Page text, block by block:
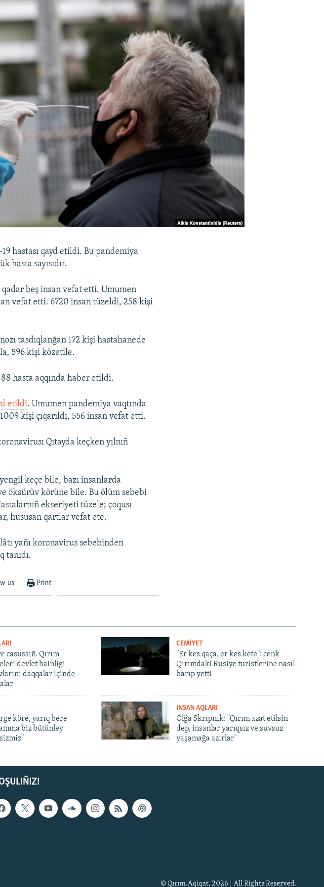
hastası qayd etildi. Bu pandemiya
hasta sayısıdır.
beş insan vefat etti. Umumen
vefat etti. 6720 insan tüzeldi, 258 kişi
tasdıqlanğan 172 kişi hastahanede
596 kişi közetile.
hasta aqqında haber etildi.
etildi. Umumen pandemiya vaqtında
kişi çıqarıldı, 556 insan vefat etti.
Qıtayda keçken yılnıñ
yengil keçe bile, bazı insanlarda
öksürüv körüne bile. Bu ölüm sebebi
ekseriyeti tüzele; çoqusı
hususan qartlar vefat ete.
yañı koronavirus sebebinden
tanıdı.
us Print
casussıñ. Qırım
devlet hainligi
daqqalar içinde
CEMİYET
"Er kes qaça, er kes kete": cenk
Qırımdaki Rusiye turistlerine nasıl
barıp yetti
köre, yarıq bere
biz bütünley
İNSAN AQLARI
Olğa Skrıpnık: "Qırım azat etilsin
dep, insanlar yarıqsız ve suvsuz
yaşamağa azırlar"
© Qırım.Aqiqat, 2026 | All Rights Reserved.